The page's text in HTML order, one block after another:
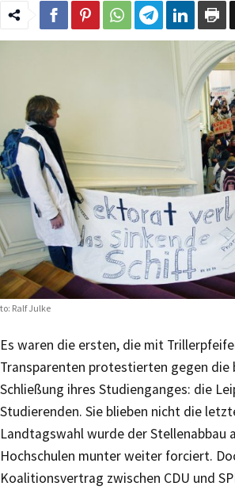
Ralf Julke
Es waren die ersten, die mit
Transparenten protestierten gegen die
Schließung ihres Studienganges: die
Studierenden. Sie blieben nicht die
Landtagswahl wurde der Stellenabbau
Hochschulen munter weiter forciert.
Koalitionsvertrag zwischen CDU und